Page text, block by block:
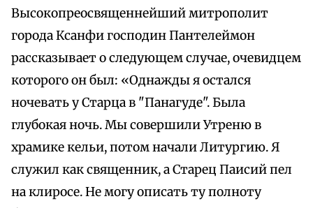
Высокопреосвященнейший митрополит
города Ксанфи господин Пантелеймон
рассказывает о следующем случае, очевидцем
которого он был: «Однажды я остался
ночевать у Старца в "Панагуде". Была
глубокая ночь. Мы совершили Утреню в
храмике кельи, потом начали Литургию. Я
служил как священник, а Старец Паисий пел
на клиросе. Не могу описать ту полноту